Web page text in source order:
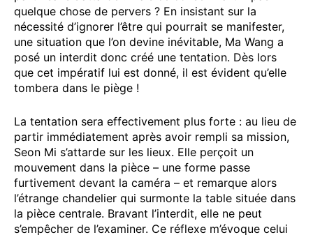
quelque chose de pervers ? En insistant sur la
nécessité d’ignorer l’être qui pourrait se manifester,
une situation que l’on devine inévitable, Ma Wang a
posé un interdit donc créé une tentation. Dès lors
que cet impératif lui est donné, il est évident qu’elle
tombera dans le piège !
La tentation sera effectivement plus forte : au lieu de
partir immédiatement après avoir rempli sa mission,
Seon Mi s’attarde sur les lieux. Elle perçoit un
mouvement dans la pièce – une forme passe
furtivement devant la caméra – et remarque alors
l’étrange chandelier qui surmonte la table située dans
la pièce centrale. Bravant l’interdit, elle ne peut
s’empêcher de l’examiner. Ce réflexe m’évoque celui